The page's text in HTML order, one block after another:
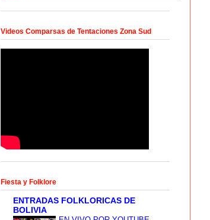
Videos Comparsas de Tentaciones Zona Sud
Fiesta y Folklore
ENTRADAS FOLKLORICAS DE
BOLIVIA